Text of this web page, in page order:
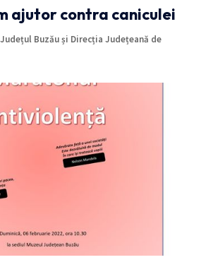
ajutor contra caniculei
Buzău și Direcția Județeană de